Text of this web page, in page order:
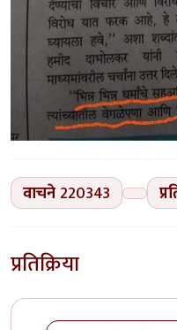
वाचने 220343
प्रतिक्रिया